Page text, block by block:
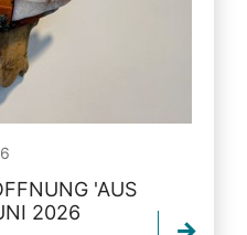
'AUS
2026